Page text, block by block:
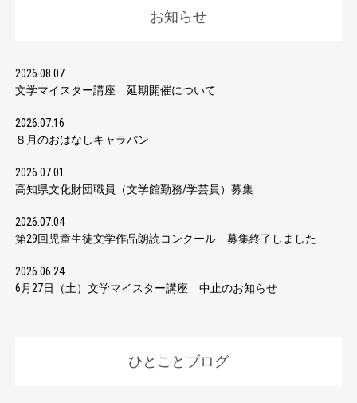
お知らせ
2026.08.07
文学マイスター講座 延期開催について
2026.07.16
８月のおはなしキャラバン
2026.07.01
高知県文化財団職員（文学館勤務/学芸員）募集
2026.07.04
第29回児童生徒文学作品朗読コンクール 募集終了しました
2026.06.24
6月27日（土）文学マイスター講座 中止のお知らせ
ひとことブログ